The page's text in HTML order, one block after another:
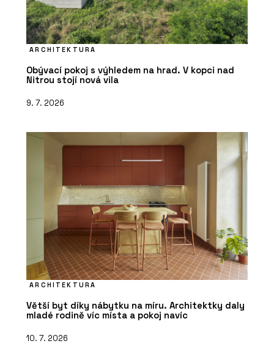
ARCHITEKTURA
Obývací pokoj s výhledem na hrad. V kopci nad
Nitrou stojí nová vila
9. 7. 2026
ARCHITEKTURA
Větší byt díky nábytku na míru. Architektky daly
mladé rodině víc místa a pokoj navíc
10. 7. 2026